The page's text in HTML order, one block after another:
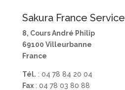
Sakura France Service
8, Cours André Philip
69100 Villeurbanne
France
Tél. : 04 78 84 20 04
Fax: 04 78 03 80 88